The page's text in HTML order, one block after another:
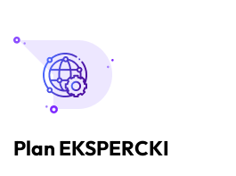
Plan EKSPERCKI